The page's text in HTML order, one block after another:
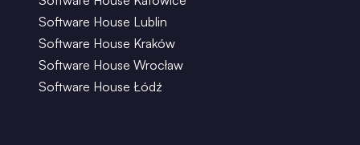
Software House Lublin
Software House Kraków
Software House Wrocław
Software House Łódź